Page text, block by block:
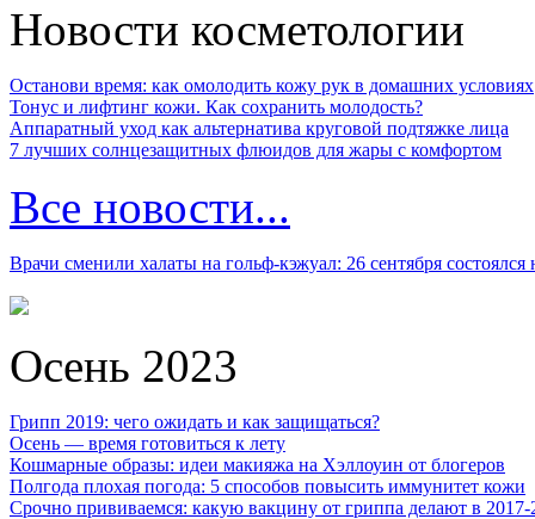
Новости косметологии
Останови время: как омолодить кожу рук в домашних условиях
Тонус и лифтинг кожи. Как сохранить молодость?
Аппаратный уход как альтернатива круговой подтяжке лица
7 лучших солнцезащитных флюидов для жары с комфортом
Все новости...
Врачи сменили халаты на гольф-кэжуал: 26 сентября
Осень 2023
Грипп 2019: чего ожидать и как защищаться?
Осень — время готовиться к лету
Кошмарные образы: идеи макияжа на Хэллоуин от блогеров
Полгода плохая погода: 5 способов повысить иммунитет кожи
Срочно прививаемся: какую вакцину от гриппа делают в 2017-